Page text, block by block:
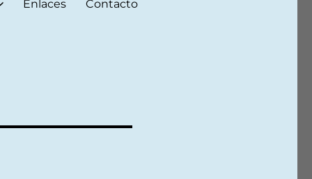
Enlaces Contacto